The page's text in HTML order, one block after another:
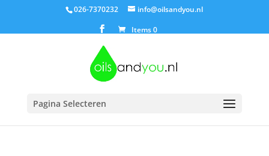
026-7370232
info@oilsandyou.nl
Items 0
Pagina Selecteren